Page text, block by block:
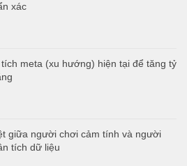
xác
meta (xu hướng) hiện tại để tăng tỷ
giữa người chơi cảm tính và người
tích dữ liệu